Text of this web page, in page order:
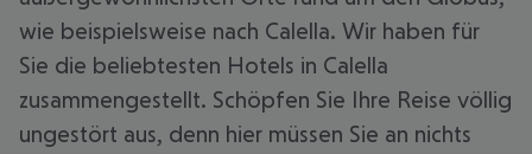
wie beispielsweise nach Calella. Wir haben für
Sie die beliebtesten Hotels in Calella
zusammengestellt. Schöpfen Sie Ihre Reise völlig
ungestört aus, denn hier müssen Sie an nichts